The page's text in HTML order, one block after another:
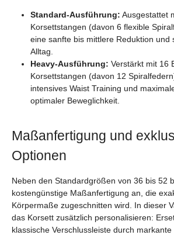
Standard-Ausführung: Ausgestattet
Korsettstangen (davon 6 flexible
eine sanfte bis mittlere Reduktion und
Alltag.
Heavy-Ausführung: Verstärkt mit 16
Korsettstangen (davon 12
intensives Waist Training und
optimaler Beweglichkeit.
Maßanfertigung und
Optionen
Neben den Standardgrößen von 36 bis 52
kostengünstige Maßanfertigung an, die
Körpermaße zugeschnitten wird. In dieser
das Korsett zusätzlich personalisieren:
klassische Verschlussleiste durch